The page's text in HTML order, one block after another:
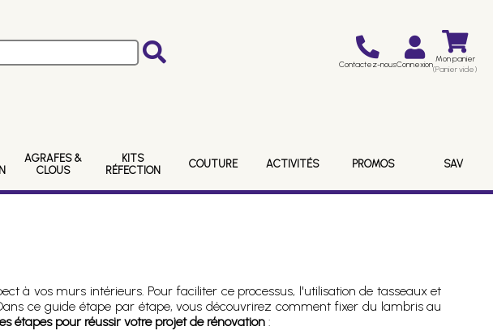
Contactez-nousConnexion Mon panier
(Panier vide)
AGRAFES &
CLOUS
KITS
RÉFECTION
COUTURE ACTIVITÉS PROMOS SAV
à vos murs intérieurs. Pour faciliter ce processus, l'utilisation de tasseaux et
ce guide étape par étape, vous découvrirez comment fixer du lambris au
étapes pour réussir votre projet de rénovation: